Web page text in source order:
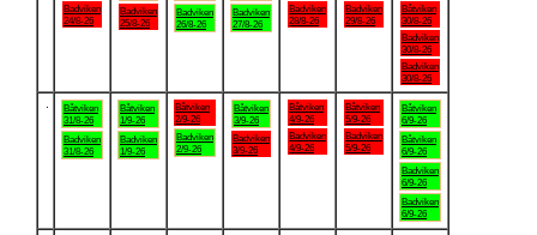
Badviken
24/8-26
Badviken
25/8-26
Badviken
26/8-26
Badviken
27/8-26
Badviken
28/8-26
Badviken
29/8-26
Båtviken
30/8-26
Badviken
30/8-26
Badviken
30/8-26
Båtviken
31/8-26
Badviken
31/8-26
Båtviken
1/9-26
Badviken
1/9-26
Båtviken
2/9-26
Badviken
2/9-26
Båtviken
3/9-26
Badviken
3/9-26
Båtviken
4/9-26
Badviken
4/9-26
Båtviken
5/9-26
Badviken
5/9-26
Båtviken
6/9-26
Båtviken
6/9-26
Badviken
6/9-26
Badviken
6/9-26